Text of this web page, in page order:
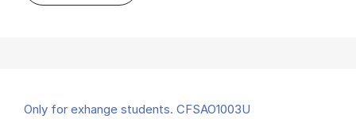
Only for exhange students. CFSAO1003U